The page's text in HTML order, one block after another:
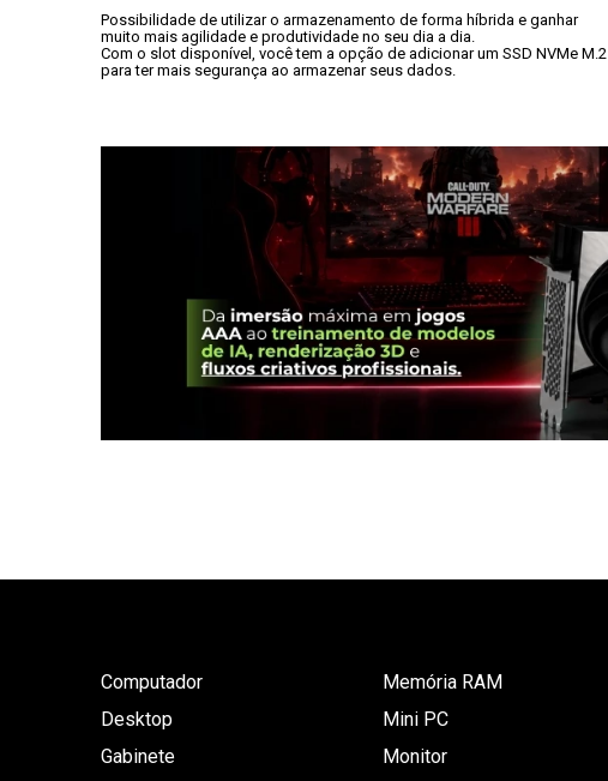
Possibilidade de utilizar o armazenamento de forma híbrida e ganhar
muito mais agilidade e produtividade no seu dia a dia.
Com o slot disponível, você tem a opção de adicionar um SSD NVMe M.2
para ter mais segurança ao armazenar seus dados.
Computador
Desktop
Gabinete
Memória RAM
Mini PC
Monitor